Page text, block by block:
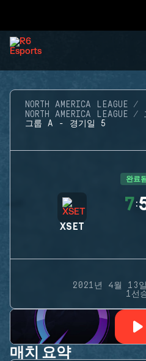
NORTH AMERICA LEAGUE
NORTH AMERICA LEAGUE
그룹 A - 경기일 5
완료
XSET
7:
2021년 4월 13
1선
매치 요약